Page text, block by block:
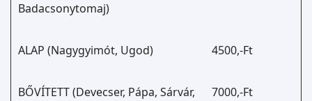
Badacsonytomaj)
ALAP (Nagygyimót, Ugod) 4500,-Ft
BŐVÍTETT (Devecser, Pápa, Sárvár,
7000,-Ft